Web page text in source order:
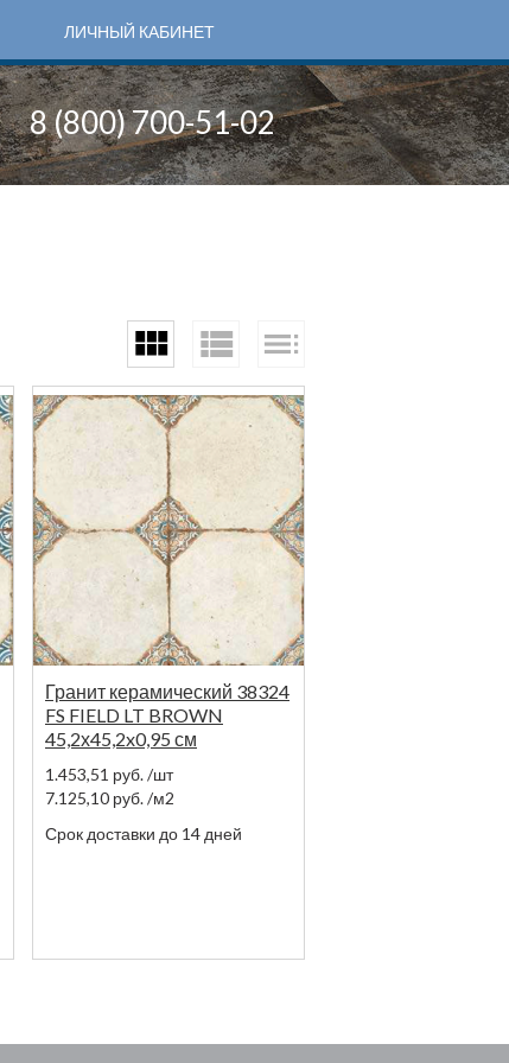
ЛИЧНЫЙ КАБИНЕТ
8 (800) 700-51-02
Гранит керамический 38324
FS FIELD LT BROWN
45,2х45,2x0,95 см
1.453,51 руб./шт
7.125,10 руб./м2
Срок доставки до 14 дней